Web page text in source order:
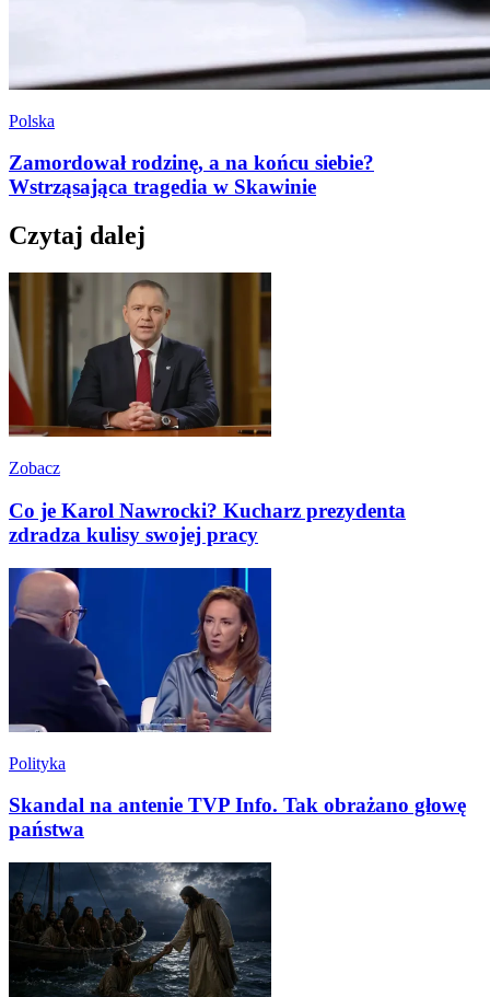
Polska
Zamordował rodzinę, a na końcu siebie?
Wstrząsająca tragedia w Skawinie
Czytaj dalej
Zobacz
Co je Karol Nawrocki? Kucharz prezydenta
zdradza kulisy swojej pracy
Polityka
Skandal na antenie TVP Info. Tak obrażano głowę
państwa